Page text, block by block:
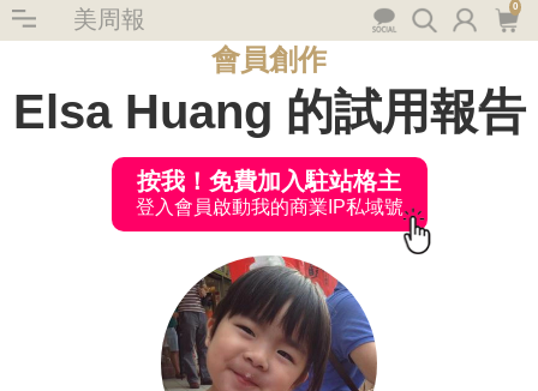
美周報 0
會員創作
Elsa Huang 的試用報告
按我！免費加入駐站格主
登入會員啟動我的商業IP私域號